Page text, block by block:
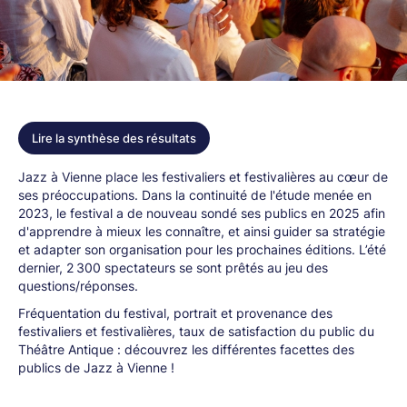
Lire la synthèse des résultats
Jazz à Vienne place les festivaliers et festivalières au cœur de
ses préoccupations. Dans la continuité de l'étude menée en
2023, le festival a de nouveau sondé ses publics en 2025 afin
d'apprendre à mieux les connaître, et ainsi guider sa stratégie
et adapter son organisation pour les prochaines éditions. L’été
dernier, 2 300 spectateurs se sont prêtés au jeu des
questions/réponses.
Fréquentation du festival, portrait et provenance des
festivaliers et festivalières, taux de satisfaction du public du
Théâtre Antique : découvrez les différentes facettes des
publics de Jazz à Vienne !